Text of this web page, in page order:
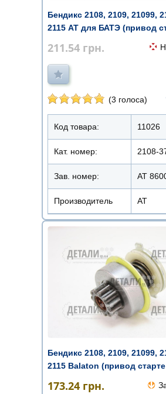
Бендикс 2108, 2109, 21099,
2115 AT для БАТЭ (привод
211.54 грн.
(3 голоса)
Код товара: 11026
Кат. номер: 2108-
Зав. номер: AT
Производитель АТ
Бендикс 2108, 2109, 21099,
2115 Balaton (привод
173.24 грн.